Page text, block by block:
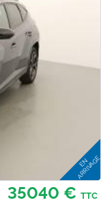
35040 € TTC